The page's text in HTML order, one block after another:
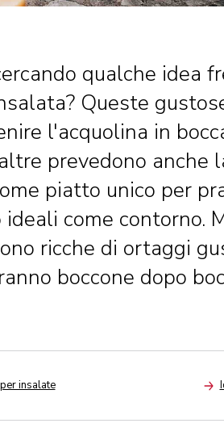
qualche idea
Queste
l'acquolina in
prevedono anche
piatto unico per
come contorno.
ricche di ortaggi
boccone dopo
insalate